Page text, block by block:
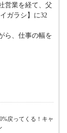
営業を経て、父
ガラシ】に32
ら、仕事の幅を
戻ってくる！キャ